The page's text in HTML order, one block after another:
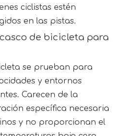
ciclistas estén
en las pistas.
de bicicleta para
se prueban para
y entornos
Carecen de la
específica necesaria
y no proporcionan el